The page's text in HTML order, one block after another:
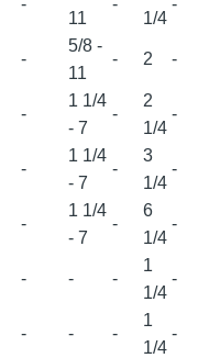
11
1/4
-
5/8 -
11
- 2 -
-
1 1/4
- 7
-
2
1/4
-
-
1 1/4
- 7
-
3
1/4
-
-
1 1/4
- 7
-
6
1/4
-
- - -
1
1/4
-
- - -
1
1/4
-